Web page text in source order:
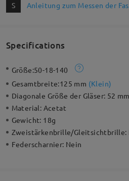
S Anleitung zum Messen der
Specifications
Größe:50-18-140
Gesamtbreite:125 mm (Klein)
Diagonale Größe der Gläser: 52 mm
Material: Acetat
Gewicht: 18g
Zweistärkenbrille/Gleitsichtbrille:
Federscharnier: Nein